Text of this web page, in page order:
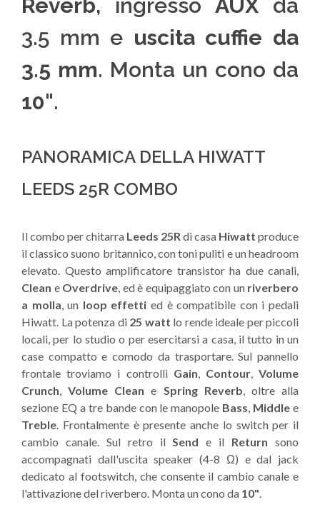
Reverb, ingressoAUX da
3.5 mm e uscita cuffie da
3.5 mm. Monta un cono da
10".
PANORAMICA DELLA HIWATT
LEEDS 25R COMBO
Il combo per chitarra Leeds 25R di casa Hiwatt produce
il classico suono britannico, con toni puliti e un headroom
elevato. Questo amplificatore transistor ha due canali,
Clean e Overdrive, ed è equipaggiato con un riverbero
a molla, un loop effetti ed è compatibile con i pedali
Hiwatt. La potenza di 25 watt lo rende ideale per piccoli
locali, per lo studio o per esercitarsi a casa, il tutto in un
case compatto e comodo da trasportare. Sul pannello
frontale troviamo i controlli Gain, Contour,Volume
Crunch,Volume Clean e Spring Reverb, oltre alla
sezione EQ a tre bande con le manopole Bass, Middle e
Treble. Frontalmente è presente anche lo switch per il
cambio canale. Sul retro ilSend e il Return sono
accompagnati dall'uscita speaker (4-8 Ω) e dal jack
dedicato al footswitch, che consente il cambio canale e
l'attivazione del riverbero. Monta un cono da 10".